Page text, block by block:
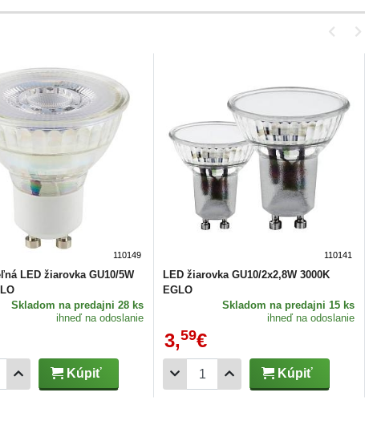
110149
LED žiarovka GU10/5W
Skladom na predajni 28 ks
ihneď na odoslanie
Kúpiť
110141
LED žiarovka GU10/2x2,8W 3000K
EGLO
Skladom na predajni 15 ks
ihneď na odoslanie
3,59€
Kúpiť